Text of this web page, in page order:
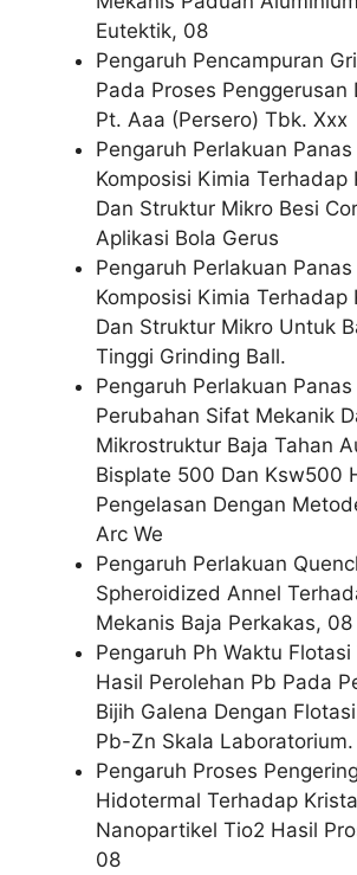
Eutektik, 08
Pengaruh Pencampuran
Pada Proses Penggerusan
Pt. Aaa (Persero) Tbk. Xxx
Pengaruh Perlakuan Panas
Komposisi Kimia Terhadap
Dan Struktur Mikro Besi
Aplikasi Bola Gerus
Pengaruh Perlakuan Panas
Komposisi Kimia Terhadap
Dan Struktur Mikro Untuk
Tinggi Grinding Ball.
Pengaruh Perlakuan
Perubahan Sifat Mekanik
Mikrostruktur Baja Tahan
Bisplate 500 Dan Ksw500
Pengelasan Dengan
Arc We
Pengaruh Perlakuan
Spheroidized Annel
Mekanis Baja Perkakas, 08
Pengaruh Ph Waktu
Hasil Perolehan Pb Pada
Bijih Galena Dengan
Pb-Zn Skala Laboratorium.
Pengaruh Proses
Hidotermal Terhadap
Nanopartikel Tio2 Hasil
08